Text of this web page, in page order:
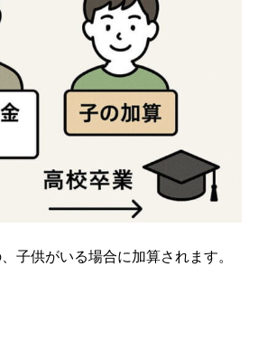
子供がいる場合に加算されます。